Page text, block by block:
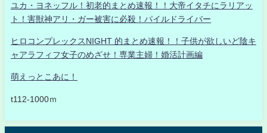
ユカ・ヨネッフル！初老的まとめ速報！！大帝イタチにラリアッ
ト！害獣神アリ・ガー被害に必殺！パイルドライバー
ヒロコンプレックスNIGHT 的まとめ速報！！子供が欲しいど陰キ
ャアラフィフ女子のめざせ！専業主婦！婚活計画編
萌えっとこあに！
t112-1000ｍ